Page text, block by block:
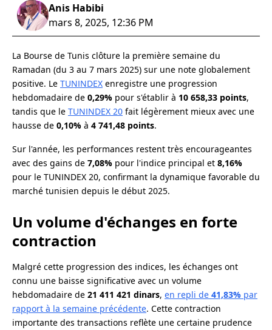
Anis Habibi
mars 8, 2025, 12:36 PM
La Bourse de Tunis clôture la première semaine du
Ramadan (du 3 au 7 mars 2025) sur une note globalement
positive. Le TUNINDEX enregistre une progression
hebdomadaire de 0,29% pour s'établir à 10 658,33 points,
tandis que le TUNINDEX 20 fait légèrement mieux avec une
hausse de 0,10% à 4 741,48 points.
Sur l'année, les performances restent très encourageantes
avec des gains de 7,08% pour l'indice principal et 8,16%
pour le TUNINDEX 20, confirmant la dynamique favorable du
marché tunisien depuis le début 2025.
Un volume d'échanges en forte
contraction
Malgré cette progression des indices, les échanges ont
connu une baisse significative avec un volume
hebdomadaire de 21 411 421 dinars, en repli de 41,83% par
rapport à la semaine précédente. Cette contraction
importante des transactions reflète une certaine prudence